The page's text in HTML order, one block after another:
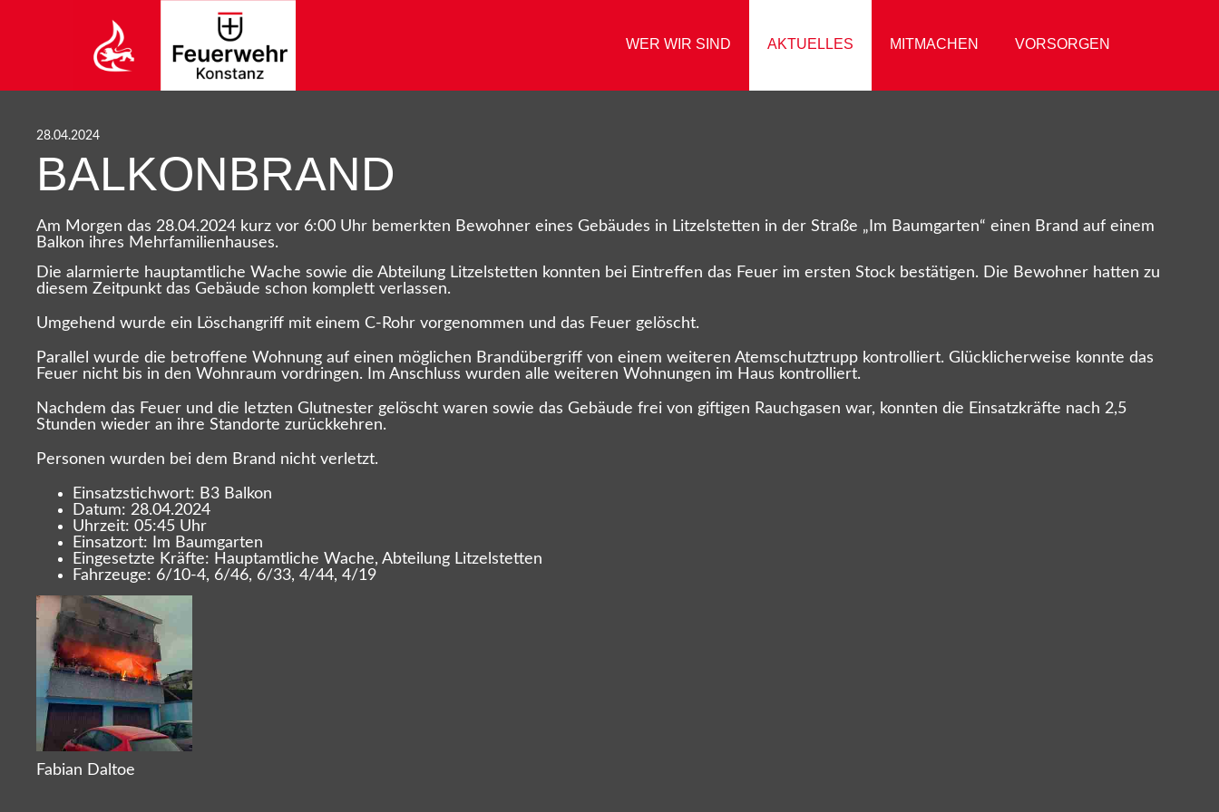
WER WIR SIND AKTUELLES MITMACHEN VORSORGEN
28.04.2024
BALKONBRAND
Am Morgen das 28.04.2024 kurz vor 6:00 Uhr bemerkten Bewohner eines Gebäudes in Litzelstetten in der Straße „Im Baumgarten“ einen Brand auf einem
Balkon ihres Mehrfamilienhauses.
Die alarmierte hauptamtliche Wache sowie die Abteilung Litzelstetten konnten bei Eintreffen das Feuer im ersten Stock bestätigen. Die Bewohner hatten zu
diesem Zeitpunkt das Gebäude schon komplett verlassen.
Umgehend wurde ein Löschangriff mit einem C-Rohr vorgenommen und das Feuer gelöscht.
Parallel wurde die betroffene Wohnung auf einen möglichen Brandübergriff von einem weiteren Atemschutztrupp kontrolliert. Glücklicherweise konnte das
Feuer nicht bis in den Wohnraum vordringen. Im Anschluss wurden alle weiteren Wohnungen im Haus kontrolliert.
Nachdem das Feuer und die letzten Glutnester gelöscht waren sowie das Gebäude frei von giftigen Rauchgasen war, konnten die Einsatzkräfte nach 2,5
Stunden wieder an ihre Standorte zurückkehren.
Personen wurden bei dem Brand nicht verletzt.
Einsatzstichwort: B3 Balkon
Datum: 28.04.2024
Uhrzeit: 05:45 Uhr
Einsatzort: Im Baumgarten
Eingesetzte Kräfte: Hauptamtliche Wache, Abteilung Litzelstetten
Fahrzeuge: 6/10-4, 6/46, 6/33, 4/44, 4/19
Fabian Daltoe